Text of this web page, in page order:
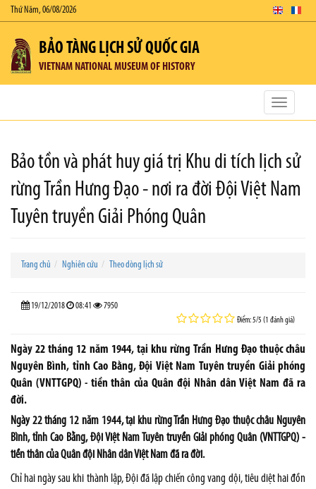
Thứ Năm, 06/08/2026
BẢO TÀNG LỊCH SỬ QUỐC GIA
VIETNAM NATIONAL MUSEUM OF HISTORY
Toggle
Bảo tồn và phát huy giá trị Khu di tích lịch sử
rừng Trần Hưng Đạo - nơi ra đời Đội Việt Nam
Tuyên truyền Giải Phóng Quân
Trang chủ Nghiên cứu Theo dòng lịch sử
19/12/2018 08:41 7950
Điểm: 5/5 (1 đánh giá)
Ngày 22 tháng 12 năm 1944, tại khu rừng Trần Hưng Đạo thuộc châu
Nguyên Bình, tỉnh Cao Bằng, Đội Việt Nam Tuyên truyền Giải phóng
Quân (VNTTGPQ) - tiền thân của Quân đội Nhân dân Việt Nam đã ra
đời.
Ngày 22 tháng 12 năm 1944, tại khu rừng Trần Hưng Đạo thuộc châu Nguyên
Bình, tỉnh Cao Bằng, Đội Việt Nam Tuyên truyền Giải phóng Quân (VNTTGPQ) -
tiền thân của Quân đội Nhân dân Việt Nam đã ra đời.
Chỉ hai ngày sau khi thành lập, Đội đã lập chiến công vang dội, tiêu diệt hai đồn